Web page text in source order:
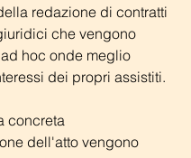
redazione di contratti
che vengono
hoc onde meglio
dei propri assistiti.
concreta
dell'atto vengono